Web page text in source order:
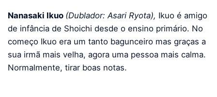
Nanasaki Ikuo (Dublador: Asari Ryota), Ikuo é amigo
de infância de Shoichi desde o ensino primário. No
começo Ikuo era um tanto bagunceiro mas graças a
sua irmã mais velha, agora uma pessoa mais calma.
Normalmente, tirar boas notas.